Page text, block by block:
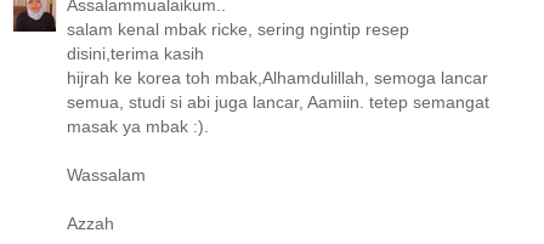
Assalammualaikum..
salam kenal mbak ricke, sering ngintip resep
disini,terima kasih
hijrah ke korea toh mbak,Alhamdulillah, semoga lancar
semua, studi si abi juga lancar, Aamiin. tetep semangat
masak ya mbak :).
Wassalam
Azzah